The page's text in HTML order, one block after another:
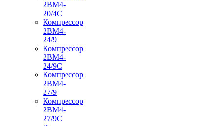
2ВМ4-
20/4С
Компрессор
2ВМ4-
24/9
Компрессор
2ВМ4-
24/9С
Компрессор
2ВМ4-
27/9
Компрессор
2ВМ4-
27/9С